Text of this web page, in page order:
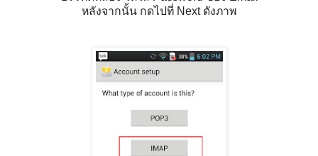
หลังจากนั้น กดไปที่ Next ดังภาพ